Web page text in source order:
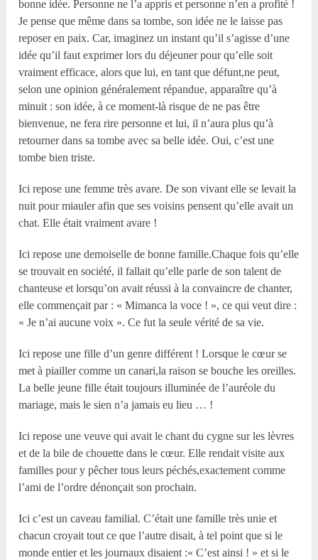
bonne idée. Personne ne l’a appris et personne n’en a profité !
Je pense que même dans sa tombe, son idée ne le laisse pas
reposer en paix. Car, imaginez un instant qu’il s’agisse d’une
idée qu’il faut exprimer lors du déjeuner pour qu’elle soit
vraiment efficace, alors que lui, en tant que défunt,ne peut,
selon une opinion généralement répandue, apparaître qu’à
minuit : son idée, à ce moment-là risque de ne pas être
bienvenue, ne fera rire personne et lui, il n’aura plus qu’à
retourner dans sa tombe avec sa belle idée. Oui, c’est une
tombe bien triste.
Ici repose une femme très avare. De son vivant elle se levait la
nuit pour miauler afin que ses voisins pensent qu’elle avait un
chat. Elle était vraiment avare !
Ici repose une demoiselle de bonne famille.Chaque fois qu’elle
se trouvait en société, il fallait qu’elle parle de son talent de
chanteuse et lorsqu’on avait réussi à la convaincre de chanter,
elle commençait par : « Mimanca la voce ! », ce qui veut dire :
« Je n’ai aucune voix ». Ce fut la seule vérité de sa vie.
Ici repose une fille d’un genre différent ! Lorsque le cœur se
met à piailler comme un canari,la raison se bouche les oreilles.
La belle jeune fille était toujours illuminée de l’auréole du
mariage, mais le sien n’a jamais eu lieu … !
Ici repose une veuve qui avait le chant du cygne sur les lèvres
et de la bile de chouette dans le cœur. Elle rendait visite aux
familles pour y pêcher tous leurs péchés,exactement comme
l’ami de l’ordre dénonçait son prochain.
Ici c’est un caveau familial. C’était une famille très unie et
chacun croyait tout ce que l’autre disait, à tel point que si le
monde entier et les journaux disaient :« C’est ainsi ! » et si le